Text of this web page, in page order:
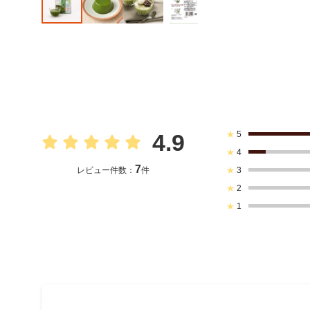
4.9
レビュー件数： 7件
★ 5
★ 4
★ 3
★ 2
★ 1